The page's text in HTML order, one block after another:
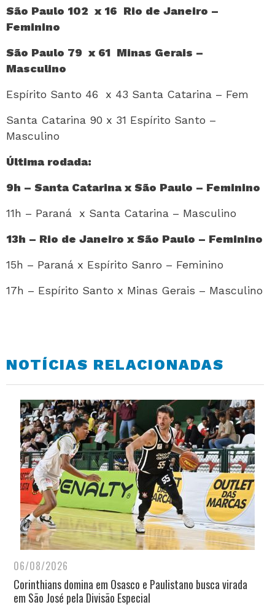
São Paulo 102 x 16 Rio de Janeiro –
Feminino
São Paulo 79 x 61 Minas Gerais –
Masculino
Espírito Santo 46 x 43 Santa Catarina – Fem
Santa Catarina 90 x 31 Espírito Santo –
Masculino
Última rodada:
9h – Santa Catarina x São Paulo – Feminino
11h – Paraná x Santa Catarina – Masculino
13h – Rio de Janeiro x São Paulo – Feminino
15h – Paraná x Espírito Sanro – Feminino
17h – Espírito Santo x Minas Gerais – Masculino
NOTÍCIAS RELACIONADAS
06/08/2026
Corinthians domina em Osasco e Paulistano busca virada
em São José pela Divisão Especial